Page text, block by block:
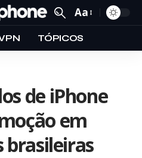
Aa
TÓPICOS
de iPhone
em
brasileiras